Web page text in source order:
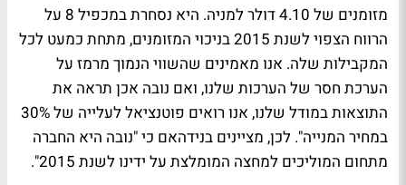
מזומנים של 4.10 דולר למניה. היא נסחרת במכפיל 8 על
הרווח הצפוי לשנת 2015 בניכוי המזומנים, מתחת כמעט לכל
המקבילות שלה. אנו מאמינים שהשווי הנמוך מרמז על
הערכת חסר של הערכות שלנו, ואם נובה אכן תראה את
התוצאות במודל שלנו, אנו רואים פוטנציאל לעלייה של 30%
במחיר המנייה". לכן, מציינים בנידהאם כי "נובה היא החברה
מתחום המוליכים למחצה המומלצת על ידינו לשנת 2015".